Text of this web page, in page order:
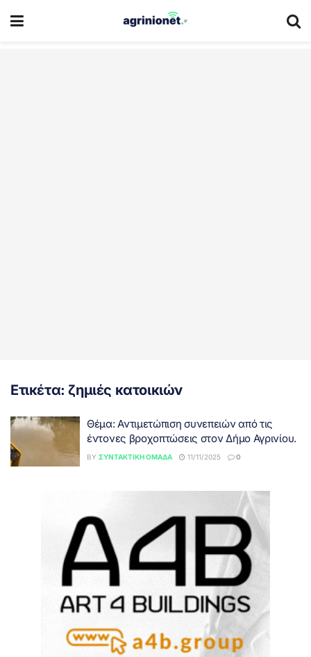
Ετικέτα:ζημιές κατοικιών
Θέμα: Αντιμετώπιση συνεπειών από τις
έντονες βροχοπτώσεις στον Δήμο Αγρινίου.
BY ΣΥΝΤΑΚΤΙΚΉ ΟΜΆΔΑ 11/11/2025 0